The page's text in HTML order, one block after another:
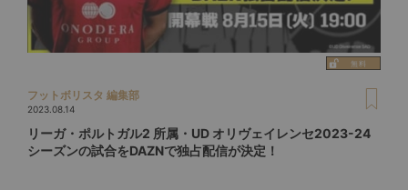
フットボリスタ 編集部
2023.08.14
リーガ・ポルトガル2 所属・UD オリヴェイレンセ2023-24
シーズンの試合をDAZNで独占配信が決定！